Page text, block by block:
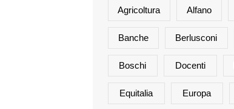
Agricoltura Alfano
Banche Berlusconi
Boschi Docenti
Equitalia Europa